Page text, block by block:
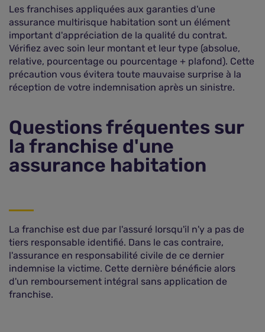
Les franchises appliquées aux garanties d'une
assurance multirisque habitation sont un élément
important d'appréciation de la qualité du contrat.
Vérifiez avec soin leur montant et leur type (absolue,
relative, pourcentage ou pourcentage + plafond). Cette
précaution vous évitera toute mauvaise surprise à la
réception de votre indemnisation après un sinistre.
Questions fréquentes sur
la franchise d'une
assurance habitation
La franchise est due par l'assuré lorsqu'il n'y a pas de
tiers responsable identifié. Dans le cas contraire,
l'assurance en responsabilité civile de ce dernier
indemnise la victime. Cette dernière bénéficie alors
d'un remboursement intégral sans application de
franchise.